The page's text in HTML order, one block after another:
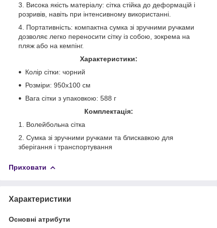
Висока якість матеріалу: сітка стійка до деформацій і
розривів, навіть при інтенсивному використанні.
Портативність: компактна сумка зі зручними ручками
дозволяє легко переносити сітку із собою, зокрема на
пляж або на кемпінг.
Характеристики:
Колір сітки: чорний
Розміри: 950x100 см
Вага сітки з упаковкою: 588 г
Комплектація:
Волейбольна сітка
Сумка зі зручними ручками та блискавкою для
зберігання і транспортування
Приховати
Характеристики
Основні атрибути